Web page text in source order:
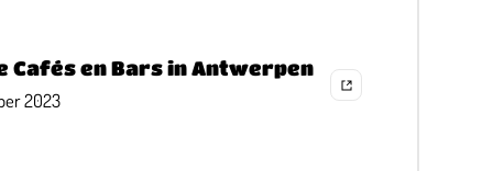
Cafés en Bars in Antwerpen
2023